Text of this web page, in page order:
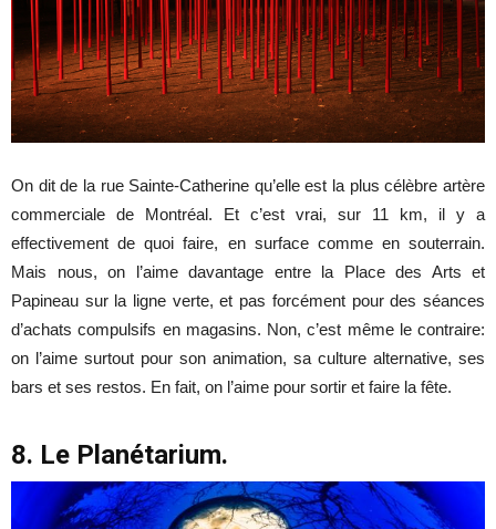
On dit de la rue Sainte-Catherine qu’elle est la plus célèbre artère
commerciale de Montréal. Et c’est vrai, sur 11 km, il y a
effectivement de quoi faire, en surface comme en souterrain.
Mais nous, on l’aime davantage entre la Place des Arts et
Papineau sur la ligne verte, et pas forcément pour des séances
d’achats compulsifs en magasins. Non, c’est même le contraire:
on l’aime surtout pour son animation, sa culture alternative, ses
bars et ses restos. En fait, on l’aime pour sortir et faire la fête.
8. Le Planétarium.